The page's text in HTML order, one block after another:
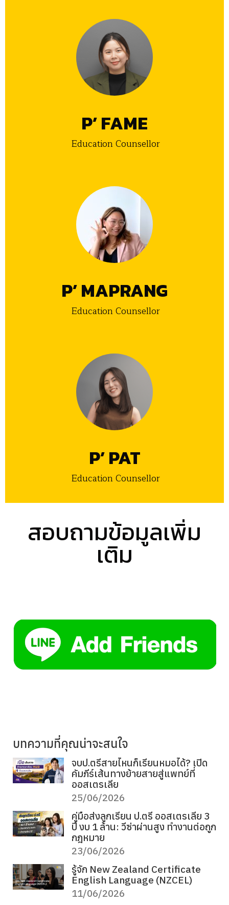
P’ FAME
Education Counsellor
P’ MAPRANG
Education Counsellor
P’ PAT
Education Counsellor
สอบถามข้อมูลเพิ่ม
เติม
บทความที่คุณน่าจะสนใจ
จบป.ตรีสายไหนก็เรียนหมอได้? เปิด
คัมภีร์เส้นทางย้ายสายสู่แพทย์ที่
ออสเตรเลีย
25/06/2026
คู่มือส่งลูกเรียน ป.ตรี ออสเตรเลีย 3
ปี งบ 1 ล้าน: วีซ่าผ่านสูง ทำงานต่อถูก
กฎหมาย
23/06/2026
รู้จัก New Zealand Certificate
English Language (NZCEL)
11/06/2026